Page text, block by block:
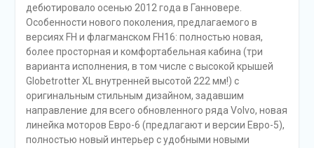
дебютировало осенью 2012 года в Ганновере.
Особенности нового поколения, предлагаемого в
версиях FH и флагманском FH16: полностью новая,
более просторная и комфортабельная кабина (три
варианта исполнения, в том числе с высокой крышей
Globetrotter XL внутренней высотой 222 мм!) с
оригинальным стильным дизайном, задавшим
направление для всего обновленного ряда Volvo, новая
линейка моторов Евро-6 (предлагают и версии Евро-5),
полностью новый интерьер с удобными новыми